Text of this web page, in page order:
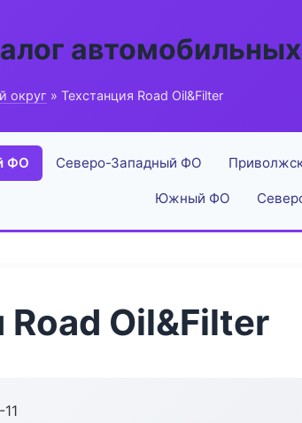
округ » Техстанция Road Oil&Filter
ФО Северо-Западный ФО
Южный ФО
Road Oil&Filter